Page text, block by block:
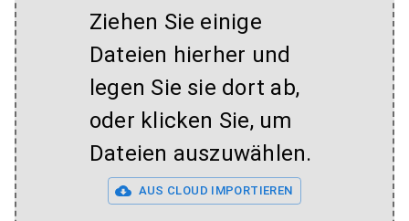
Ziehen Sie einige
Dateien hierher und
legen Sie sie dort ab,
oder klicken Sie, um
Dateien auszuwählen.
AUS CLOUD IMPORTIEREN